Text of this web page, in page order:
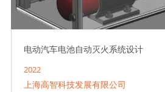
电动汽车电池自动灭火系统设计
2022
上海高智科技发展有限公司